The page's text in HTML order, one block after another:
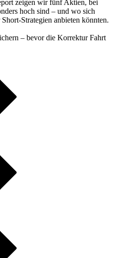
zeigen wir fünf Aktien, bei
hoch sind – und wo sich
Strategien anbieten könnten.
– bevor die Korrektur Fahrt